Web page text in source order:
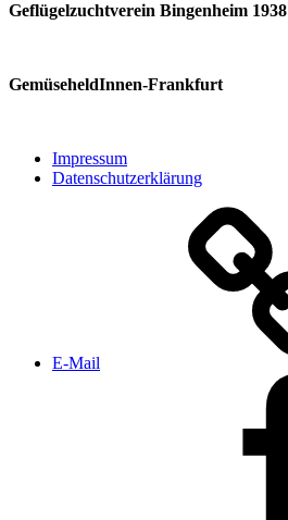
Geflügelzuchtverein Bingenheim 1938
GemüseheldInnen-Frankfurt
Impressum
Datenschutzerklärung
E‑Mail